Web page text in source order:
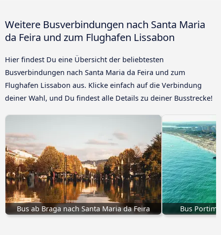
Weitere Busverbindungen nach Santa Maria
da Feira und zum Flughafen Lissabon
Hier findest Du eine Übersicht der beliebtesten
Busverbindungen nach Santa Maria da Feira und zum
Flughafen Lissabon aus. Klicke einfach auf die Verbindung
deiner Wahl, und Du findest alle Details zu deiner Busstrecke!
Bus ab Braga nach Santa Maria da Feira Bus